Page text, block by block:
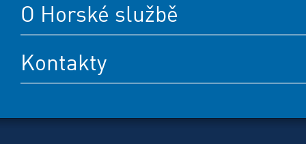
O Horské službě
Kontakty